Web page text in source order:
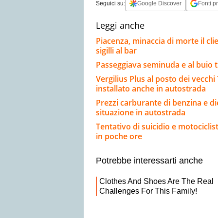
Seguici su: Google Discover Fonti
Leggi anche
Piacenza, minaccia di morte il
sigilli al bar
Passeggiava seminuda e al
Vergilius Plus al posto dei
installato anche in autostrada
Prezzi carburante di benzina e
situazione in autostrada
Tentativo di suicidio e
in poche ore